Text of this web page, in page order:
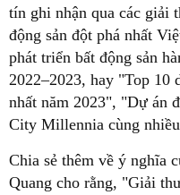
tín ghi nhận qua các giải
động sản đột phá nhất
phát triển bất động sản
2022–2023, hay "Top 10
nhất năm 2023", "Dự án
City Millennia cùng
Chia sẻ thêm về ý nghĩa
Quang cho rằng, "Giải